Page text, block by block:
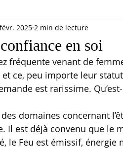
en soi
2025 2 min de lecture
fréquente venant de
ce, peu importe leur
est rarissime.
domaines concernant
Il est déjà convenu que le
le Feu est émissif, énergie